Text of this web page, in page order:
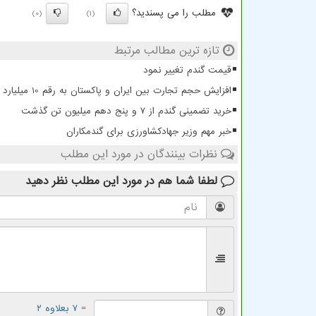
مطلب را می پسندید؟ (1)
(0)
تازه ترین مطالب مرتبط
قیمت گندم تغییر نمود
افزایش حجم تجارت بین ایران و پاکستان به رقم 10 میلیارد دلار
خرید تضمینی گندم از ۷ و پنج دهم میلیون تن گذشت
خبر مهم وزیر جهادکشاورزی برای گندمکاران
نظرات بینندگان در مورد این مطلب
لطفا شما هم در مورد این مطلب نظر دهید
= ۷ بعلاوه ۲